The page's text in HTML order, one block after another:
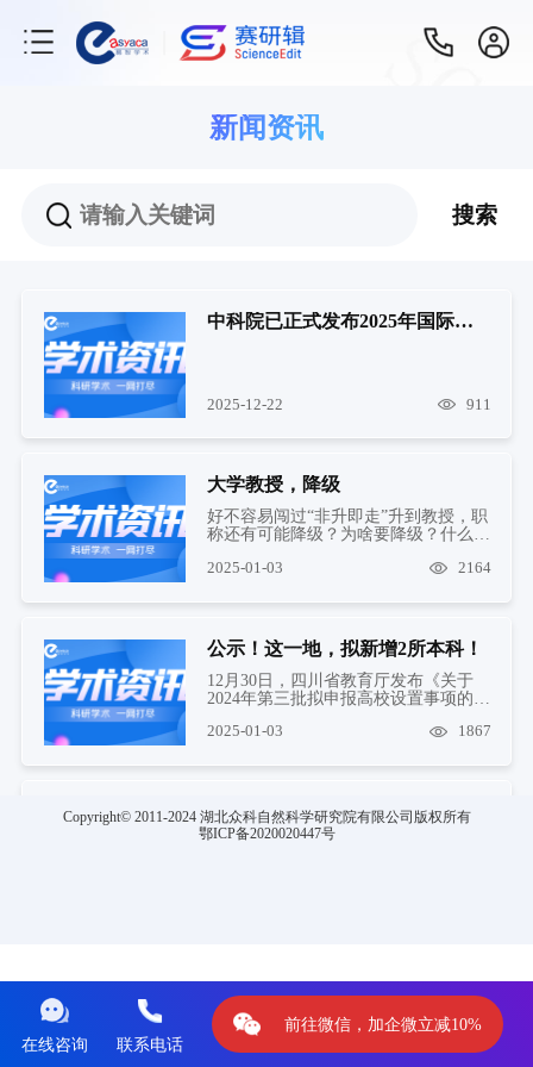
新闻资讯
搜索
中科院已正式发布2025年国际期刊预警名单（含2020-2024年预警名单）
2025-12-22 911
大学教授，降级
好不容易闯过“非升即走”升到教授，职
称还有可能降级？为啥要降级？什么情
2025-01-03 2164
公示！这一地，拟新增2所本科！
12月30日，四川省教育厅发布《关于
2024年第三批拟申报高校设置事项的公
2025-01-03 1867
211，揭牌新学院！
12月28日，南昌大学卓越工程师学院揭
翻译后修饰（PTMs）在肝细胞癌
（HCC）中起着关键作用。然而，
PTMs修饰位点在HCC中蛋白质二级...
2025-01-03 1958
Copyright© 2011-2024 湖北众科自然科学研究院有限公司版权所有
鄂ICP备2020020447号
在线咨询 联系电话
前往微信，加企微立减10%